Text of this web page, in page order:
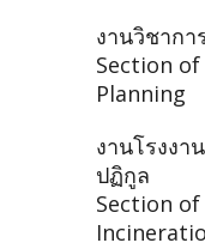
งานวิชาก
Section of
Planning
งานโรงง
ปฏิกูล
Section